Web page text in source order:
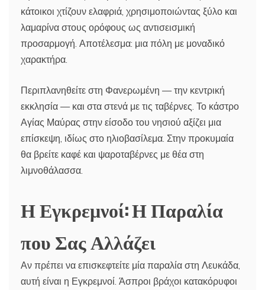
κάτοικοι χτίζουν ελαφριά, χρησιμοποιώντας ξύλο και
λαμαρίνα στους ορόφους ως αντισεισμική
προσαρμογή. Αποτέλεσμα: μια πόλη με μοναδικό
χαρακτήρα.
Περιπλανηθείτε στη Φανερωμένη — την κεντρική
εκκλησία — και στα στενά με τις ταβέρνες. Το κάστρο
Αγίας Μαύρας στην είσοδο του νησιού αξίζει μια
επίσκεψη, ιδίως στο ηλιοβασίλεμα. Στην προκυμαία
θα βρείτε καφέ και ψαροταβέρνες με θέα στη
λιμνοθάλασσα.
Η Εγκρεμνοί: Η Παραλία
που Σας Αλλάζει
Αν πρέπει να επισκεφτείτε μία παραλία στη Λευκάδα,
αυτή είναι η Εγκρεμνοί. Άσπροι βράχοι κατακόρυφοι